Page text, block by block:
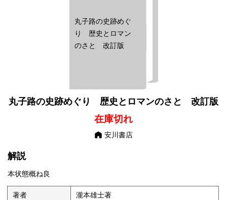
丸子路の史跡めぐ
り 歴史とロマン
のさと 改訂版
丸子路の史跡めぐり 歴史とロマンのさと 改訂版
在庫切れ
安川書店
解説
本状態概ね良
著者 瀧本雄士著